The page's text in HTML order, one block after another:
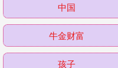
中国
牛金财富
孩子